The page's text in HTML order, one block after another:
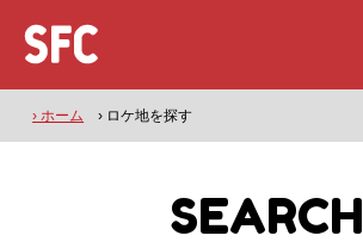
› ホーム › ロケ地を探す
SEARCH